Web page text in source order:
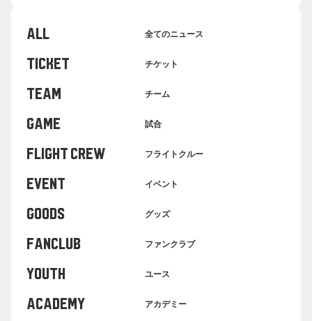
ALL 全てのニュース
TICKET チケット
TEAM チーム
GAME 試合
FLIGHT CREW フライトクルー
EVENT イベント
GOODS グッズ
FANCLUB ファンクラブ
YOUTH ユース
ACADEMY アカデミー